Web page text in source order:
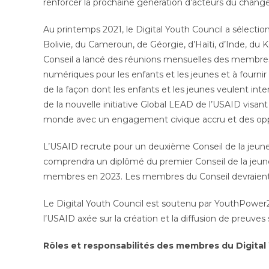
renforcer la prochaine génération d’acteurs du
Au printemps 2021, le Digital Youth Council a
Bolivie, du Cameroun, de Géorgie, d’Haïti, d’Inde,
Conseil a lancé des réunions mensuelles des
numériques pour les enfants et les jeunes et à
de la façon dont les enfants et les jeunes veulent
de la nouvelle initiative Global LEAD de l’USAID
monde avec un engagement civique accru et des
L’USAID recrute pour un deuxième Conseil de la
comprendra un diplômé du premier Conseil de la
membres en 2023. Les membres du Conseil
Le Digital Youth Council est soutenu par
l’USAID axée sur la création et la diffusion de
Rôles et responsabilités des membres du